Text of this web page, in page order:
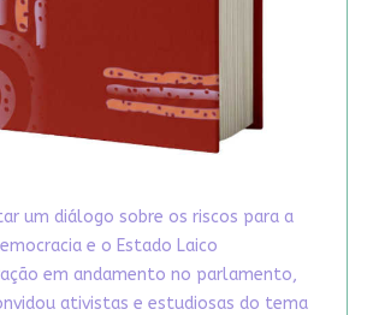
um diálogo sobre os riscos para a
e o Estado Laico
em andamento no parlamento,
ativistas e estudiosas do tema